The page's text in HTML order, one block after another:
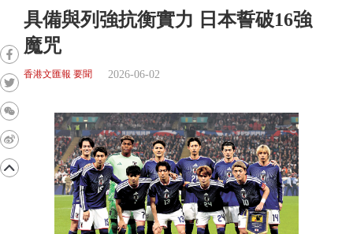
具備與列強抗衡實力 日本誓破16強
魔咒
香港文匯報 要聞 2026-06-02